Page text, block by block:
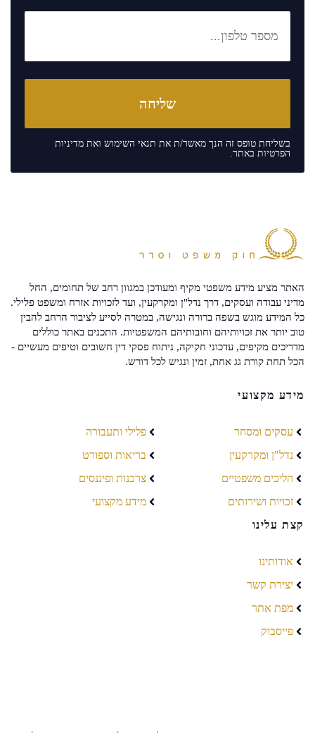
בשליחת טופס זה הנך מאשר/ת את תנאי השימוש ואת מדיניות
הפרטיות באתר.
האתר מציע מידע משפטי מקיף ומעודכן במגוון רחב של תחומים, החל
מדיני עבודה ועסקים, דרך נדל"ן ומקרקעין, ועד לזכויות אזרח ומשפט פלילי.
כל המידע מוגש בשפה ברורה ונגישה, במטרה לסייע לציבור הרחב להבין
טוב יותר את זכויותיהם וחובותיהם המשפטיות. התכנים באתר כוללים
מדריכים מקיפים, עדכוני חקיקה, ניתוח פסקי דין חשובים וטיפים מעשיים -
הכל תחת קורת גג אחת, זמין ונגיש לכל דורש.
מידע מקצועי
עסקים ומסחר
נדל"ן ומקרקעין
הליכים משפטיים
זכויות ושירותים
פלילי ותעבורה
בריאות וספורט
צרכנות ופיננסים
מידע מקצועי
קצת עלינו
אודותינו
יצירת קשר
מפת אתר
פייסבוק